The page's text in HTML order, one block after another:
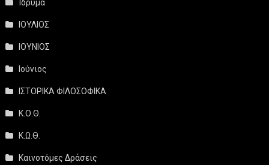
Ίδρυμα
ΙΟΥΛΙΟΣ
ΙΟΥΝΙΟΣ
Ιούνιος
ΙΣΤΟΡΙΚΑ ΦΙΛΟΣΟΦΙΚΑ
Κ.Ο.Θ.
Κ.Ω.Θ.
Καινοτόμες Δράσεις